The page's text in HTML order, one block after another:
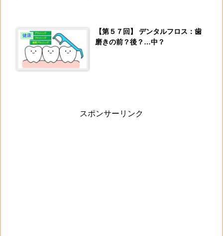
健康
【第５７回】 デンタルフロス：歯
磨きの前？後？…中？
スポンサーリンク